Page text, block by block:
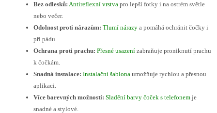
Bez odlesků: Antireflexní vrstvapro lepší fotky i na ostrém světle
nebo večer.
Odolnost proti nárazům: Tlumí nárazya pomáhá ochránit čočky i
při pádu.
Ochrana proti prachu: Přesné usazenízabraňuje proniknutí prachu
k čočkám.
Snadná instalace: Instalační šablonaumožňuje rychlou a přesnou
aplikaci.
Více barevných možností: Sladění barvy čoček s telefonemje
snadné a stylové.